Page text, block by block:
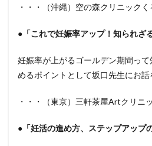
・・・（沖縄）空の森クリニック
●「これで妊娠率アップ！ 知られざ
妊娠率が上がるゴールデン期間っ
めるポイントとして坂口先生にお話
・・・（東京）三軒茶屋Artクリ
●「妊活の進め方、ステップアップ